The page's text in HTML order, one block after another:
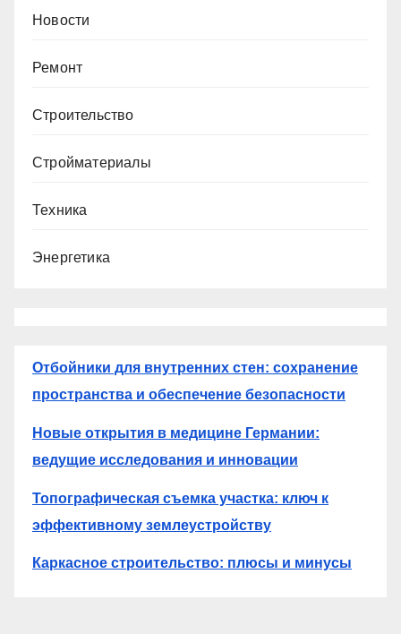
Новости
Ремонт
Строительство
Стройматериалы
Техника
Энергетика
Отбойники для внутренних стен: сохранение
пространства и обеспечение безопасности
Новые открытия в медицине Германии:
ведущие исследования и инновации
Топографическая съемка участка: ключ к
эффективному землеустройству
Каркасное строительство: плюсы и минусы